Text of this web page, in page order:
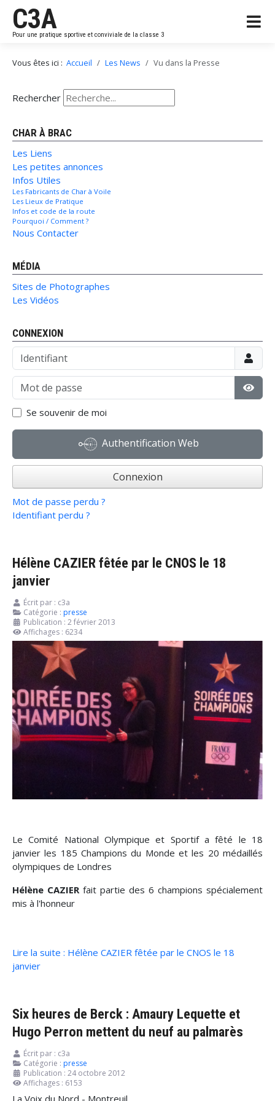
C3A
Pour une pratique sportive et conviviale de la classe 3
Vous êtes ici : Accueil Les News Vu dans la Presse
Rechercher
CHAR À BRAC
Les Liens
Les petites annonces
Infos Utiles
Les Fabricants de Char à Voile
Les Lieux de Pratique
Infos et code de la route
Pourquoi / Comment ?
Nous Contacter
MÉDIA
Sites de Photographes
Les Vidéos
CONNEXION
Identifiant
Mot de passe
Se souvenir de moi
Authentification Web
Connexion
Mot de passe perdu ?
Identifiant perdu ?
Hélène CAZIER fêtée par le CNOS le 18
janvier
Écrit par : c3a
Catégorie : presse
Publication : 2 février 2013
Affichages : 6234
Le Comité National Olympique et Sportif a fêté le 18
janvier les 185 Champions du Monde et les 20 médaillés
olympiques de Londres
Hélène CAZIERfait partie des 6 champions spécialement
mis à l'honneur
Lire la suite : Hélène CAZIER fêtée par le CNOS le 18
janvier
Six heures de Berck : Amaury Lequette et
Hugo Perron mettent du neuf au palmarès
Écrit par : c3a
Catégorie : presse
Publication : 24 octobre 2012
Affichages : 6153